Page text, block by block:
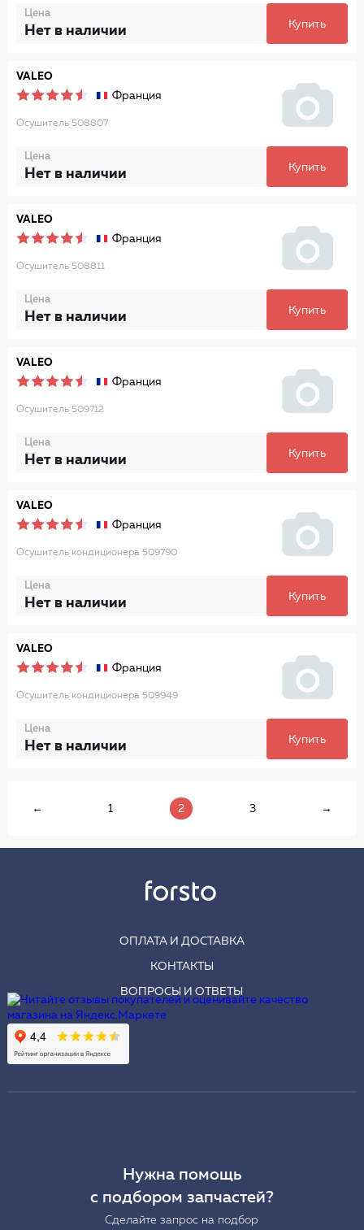
Цена
Нет в наличии Купить
VALEO
Франция
Осушитель 508807
Цена
Нет в наличии Купить
VALEO
Франция
Осушитель 508811
Цена
Нет в наличии Купить
VALEO
Франция
Осушитель 509712
Цена
Нет в наличии Купить
VALEO
Франция
Осушитель кондиционера 509790
Цена
Нет в наличии Купить
VALEO
Франция
Осушитель кондиционера 509949
Цена
Нет в наличии Купить
← 1 2 3 →
ОПЛАТА И ДОСТАВКА
КОНТАКТЫ
ВОПРОСЫ И ОТВЕТЫ
Нужна помощь
с подбором запчастей?
Сделайте запрос на подбор